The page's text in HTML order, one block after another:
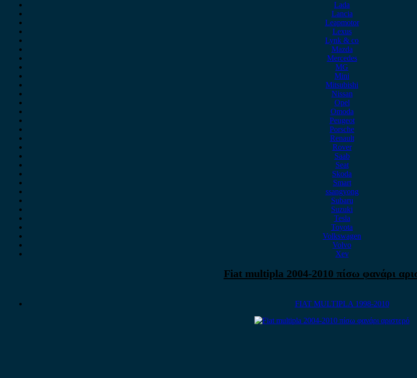
Lada
Lancia
Leapmotor
Lexus
Lynk & co
Mazda
Mercedes
MG
Mini
Mitsubishi
Nissan
Opel
Omoda
Peugeot
Porsche
Renault
Rover
Saab
Seat
Skoda
Smart
ssangyong
Subaru
Suzuki
Tesla
Toyota
Volkswagen
Volvo
Xev
Fiat multipla 2004-2010 πίσω φανάρι
FIAT MULTIPLA 1998-2010